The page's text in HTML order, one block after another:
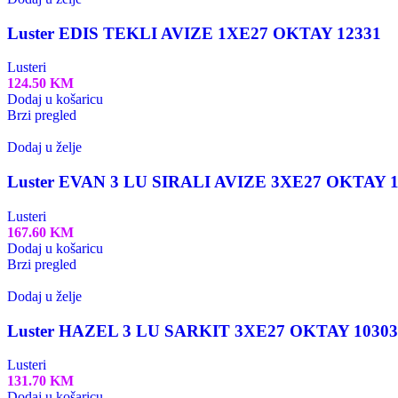
Luster EDIS TEKLI AVIZE 1XE27 OKTAY 12331
Lusteri
124.50 KM
Dodaj u košaricu
Brzi pregled
Dodaj u želje
Luster EVAN 3 LU SIRALI AVIZE 3XE27 OKTAY
Lusteri
167.60 KM
Dodaj u košaricu
Brzi pregled
Dodaj u želje
Luster HAZEL 3 LU SARKIT 3XE27 OKTAY 10303
Lusteri
131.70 KM